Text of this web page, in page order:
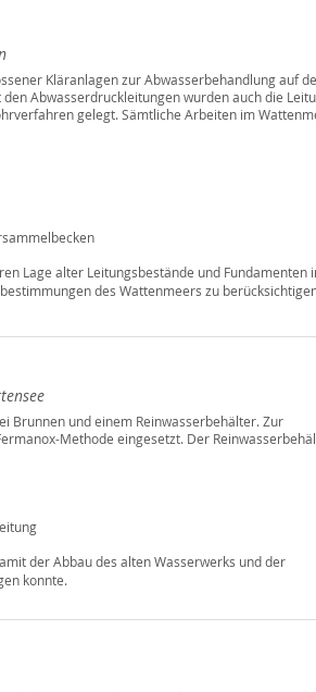
Kläranlagen zur Abwasserbehandlung auf
Abwasserdruckleitungen wurden auch die
gelegt. Sämtliche Arbeiten im
Lage alter Leitungsbestände und Fundamenten
des Wattenmeers zu
Brunnen und einem Reinwasserbehälter. Zur
Methode eingesetzt. Der
der Abbau des alten Wasserwerks und der
konnte.